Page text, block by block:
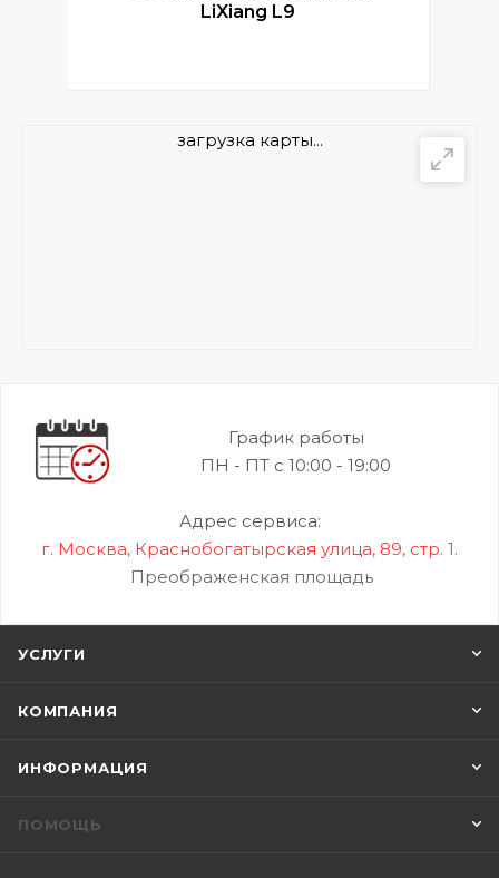
LiXiang L9
загрузка карты...
График работы
ПН - ПТ с 10:00 - 19:00
Адрес сервиса:
г. Москва, Краснобогатырская улица, 89, стр. 1.
Преображенская площадь
УСЛУГИ
КОМПАНИЯ
ИНФОРМАЦИЯ
ПОМОЩЬ